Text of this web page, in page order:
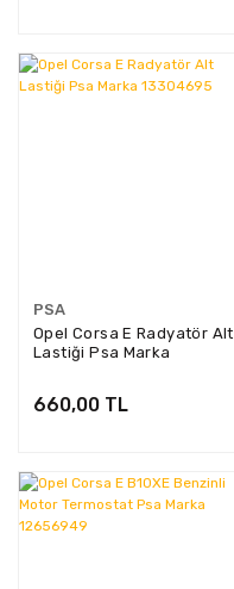
PSA
Opel Corsa E Radyatör Alt
Lastiği Psa Marka
660,00 TL